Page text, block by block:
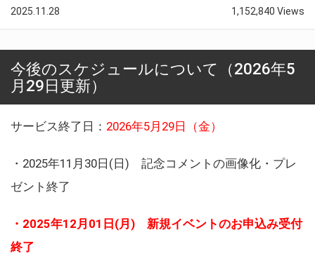
2025.11.28 1,152,840 Views
今後のスケジュールについて（2026年5
月29日更新）
サービス終了日： 2026年5月29日（金）
・2025年11月30日(日) 記念コメントの画像化・プレ
ゼント終了
・2025年12月01日(月) 新規イベントのお申込み受付
終了